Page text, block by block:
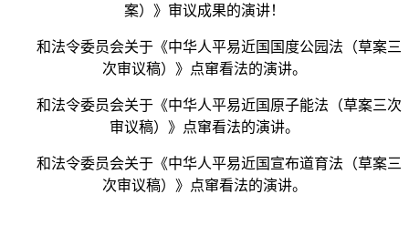
案）》审议成果的演讲！
和法令委员会关于《中华人平易近国国度公园法（草案三
次审议稿）》点窜看法的演讲。
和法令委员会关于《中华人平易近国原子能法（草案三次
审议稿）》点窜看法的演讲。
和法令委员会关于《中华人平易近国宣布道育法（草案三
次审议稿）》点窜看法的演讲。